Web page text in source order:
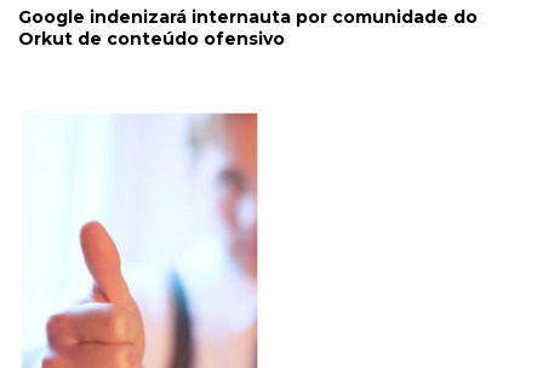
Google indenizará internauta por comunidade do
Orkut de conteúdo ofensivo